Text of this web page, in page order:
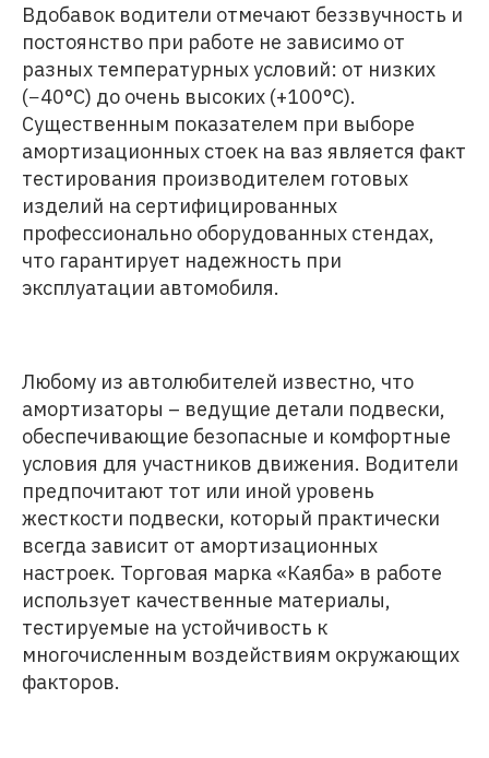
Вдобавок водители отмечают беззвучность и
постоянство при работе не зависимо от
разных температурных условий: от низких
(−40°С) до очень высоких (+100°С).
Существенным показателем при выборе
амортизационных стоек на ваз является факт
тестирования производителем готовых
изделий на сертифицированных
профессионально оборудованных стендах,
что гарантирует надежность при
эксплуатации автомобиля.
Любому из автолюбителей известно, что
амортизаторы – ведущие детали подвески,
обеспечивающие безопасные и комфортные
условия для участников движения. Водители
предпочитают тот или иной уровень
жесткости подвески, который практически
всегда зависит от амортизационных
настроек. Торговая марка «Каяба» в работе
использует качественные материалы,
тестируемые на устойчивость к
многочисленным воздействиям окружающих
факторов.